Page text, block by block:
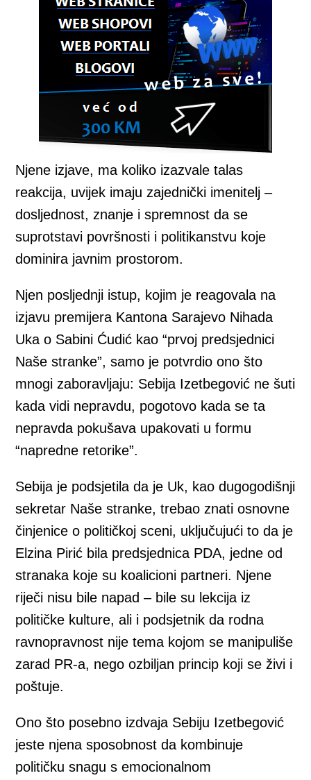
Njene izjave, ma koliko izazvale talas
reakcija, uvijek imaju zajednički imenitelj –
dosljednost, znanje i spremnost da se
suprotstavi površnosti i politikanstvu koje
dominira javnim prostorom.
Njen posljednji istup, kojim je reagovala na
izjavu premijera Kantona Sarajevo Nihada
Uka o Sabini Ćudić kao “prvoj predsjednici
Naše stranke”, samo je potvrdio ono što
mnogi zaboravljaju: Sebija Izetbegović ne šuti
kada vidi nepravdu, pogotovo kada se ta
nepravda pokušava upakovati u formu
“napredne retorike”.
Sebija je podsjetila da je Uk, kao dugogodišnji
sekretar Naše stranke, trebao znati osnovne
činjenice o političkoj sceni, uključujući to da je
Elzina Pirić bila predsjednica PDA, jedne od
stranaka koje su koalicioni partneri. Njene
riječi nisu bile napad – bile su lekcija iz
političke kulture, ali i podsjetnik da rodna
ravnopravnost nije tema kojom se manipuliše
zarad PR-a, nego ozbiljan princip koji se živi i
poštuje.
Ono što posebno izdvaja Sebiju Izetbegović
jeste njena sposobnost da kombinuje
političku snagu s emocionalnom